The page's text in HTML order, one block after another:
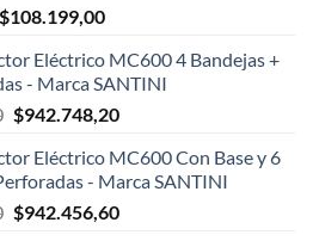
El
$108.199,00El
actual
es:
$108.199,00.
Eléctrico MC600 4 Bandejas +
- Marca SANTINI
El
original
era:
$1.047.498,00.
$942.748,20El
actual
es:
$942.748,20.
Eléctrico MC600 Con Base y 6
- Marca SANTINI
El
$942.456,60El